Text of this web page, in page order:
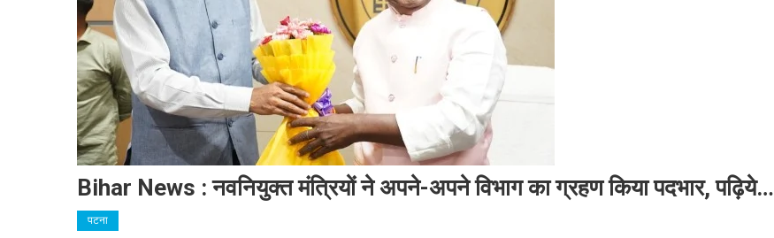
Bihar News : नवनियुक्त मंत्रियों ने अपने-अपने विभाग का ग्रहण किया पदभार, पढ़िये…
पटना